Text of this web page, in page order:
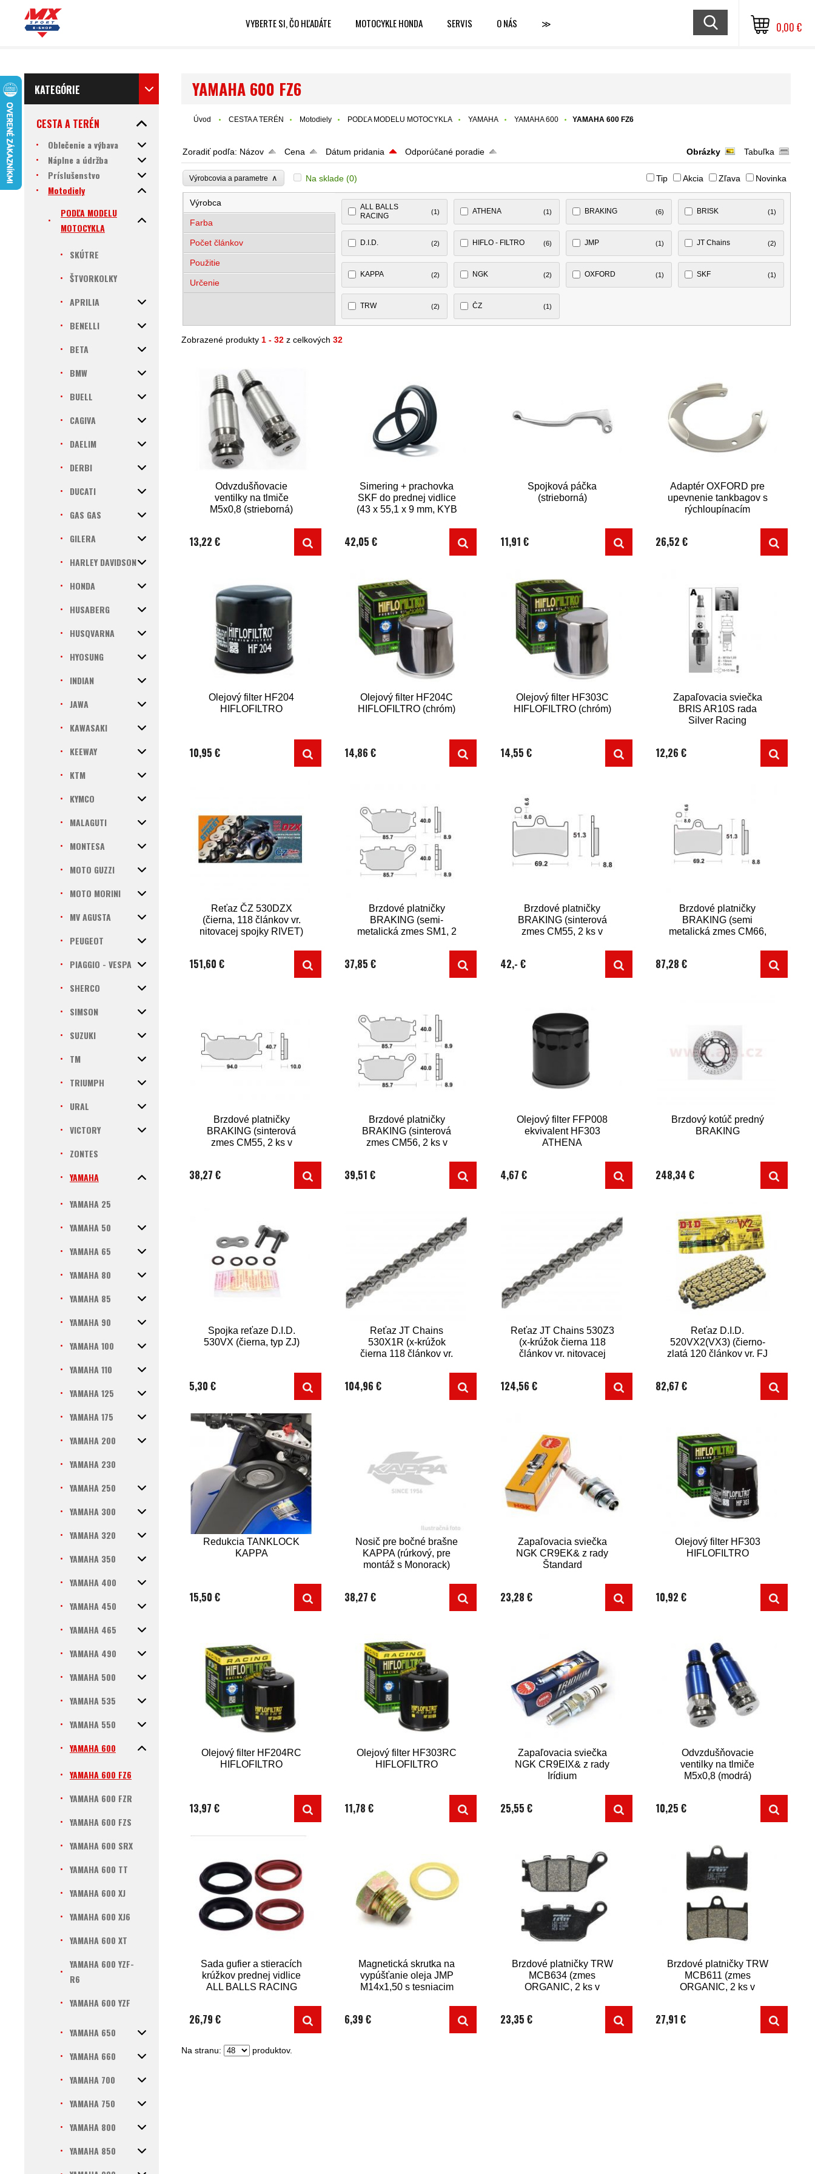
VYBERTE SI, ČO HĽADÁTE MOTOCYKLE HONDA SERVIS O NÁS ≫ 0,00 €
KATEGÓRIE
CESTA A TERÉN
Oblečenie a výbava
Náplne a údržba
Príslušenstvo
Motodiely
PODĽA MODELU
MOTOCYKLA
SKÚTRE
ŠTVORKOLKY
APRILIA
BENELLI
BETA
BMW
BUELL
CAGIVA
DAELIM
DERBI
DUCATI
GAS GAS
GILERA
HARLEY DAVIDSON
HONDA
HUSABERG
HUSQVARNA
HYOSUNG
INDIAN
JAWA
KAWASAKI
KEEWAY
KTM
KYMCO
MALAGUTI
MONTESA
MOTO GUZZI
MOTO MORINI
MV AGUSTA
PEUGEOT
PIAGGIO - VESPA
SHERCO
SIMSON
SUZUKI
TM
TRIUMPH
URAL
VICTORY
ZONTES
YAMAHA
YAMAHA 25
YAMAHA 50
YAMAHA 65
YAMAHA 80
YAMAHA 85
YAMAHA 90
YAMAHA 100
YAMAHA 110
YAMAHA 125
YAMAHA 175
YAMAHA 200
YAMAHA 230
YAMAHA 250
YAMAHA 300
YAMAHA 320
YAMAHA 350
YAMAHA 400
YAMAHA 450
YAMAHA 465
YAMAHA 490
YAMAHA 500
YAMAHA 535
YAMAHA 550
YAMAHA 600
YAMAHA 600 FZ6
YAMAHA 600 FZR
YAMAHA 600 FZS
YAMAHA 600 SRX
YAMAHA 600 TT
YAMAHA 600 XJ
YAMAHA 600 XJ6
YAMAHA 600 XT
YAMAHA 600 YZF-
R6
YAMAHA 600 YZF
YAMAHA 650
YAMAHA 660
YAMAHA 700
YAMAHA 750
YAMAHA 800
YAMAHA 850
YAMAHA 600 FZ6
Úvod CESTA A TERÉN Motodiely PODĽA MODELU MOTOCYKLA YAMAHA YAMAHA 600 YAMAHA 600 FZ6
Zoradiť podľa: Názov Cena Dátum pridania Odporúčané poradie Obrázky Tabuľka
Výrobcovia a parametre ∧ Na sklade (0) Tip Akcia Zľava Novinka
Výrobca
Farba
Počet článkov
Použitie
Určenie
ALL BALLS
RACING
(1) ATHENA (1) BRAKING (6) BRISK (1)
D.I.D. (2) HIFLO - FILTRO (6) JMP (1) JT Chains (2)
KAPPA (2) NGK (2) OXFORD (1) SKF (1)
TRW (2) ČZ (1)
Zobrazené produkty 1 - 32 z celkových32
Odvzdušňovacie
ventilky na tlmiče
M5x0,8 (strieborná)
13,22 €
Simering + prachovka
SKF do prednej vidlice
(43 x 55,1 x 9 mm, KYB
42,05 €
Spojková páčka
(strieborná)
11,91 €
Adaptér OXFORD pre
upevnenie tankbagov s
rýchloupínacím
Agusta, 5 skrutiek)
26,52 €
Olejový filter HF204
HIFLOFILTRO
10,95 €
Olejový filter HF204C
HIFLOFILTRO (chróm)
14,86 €
Olejový filter HF303C
HIFLOFILTRO (chróm)
14,55 €
Zapaľovacia sviečka
BRIS AR10S rada
Silver Racing
12,26 €
Reťaz ČZ 530DZX
(čierna, 118 článkov vr.
nitovacej spojky RIVET)
151,60 €
Brzdové platničky
BRAKING (semi-
metalická zmes SM1, 2
37,85 €
Brzdové platničky
BRAKING (sinterová
zmes CM55, 2 ks v
42,- €
Brzdové platničky
BRAKING (semi
metalická zmes CM66,
87,28 €
Brzdové platničky
BRAKING (sinterová
zmes CM55, 2 ks v
38,27 €
Brzdové platničky
BRAKING (sinterová
zmes CM56, 2 ks v
39,51 €
Olejový filter FFP008
ekvivalent HF303
ATHENA
4,67 €
Brzdový kotúč predný
BRAKING
248,34 €
Spojka reťaze D.I.D.
530VX (čierna, typ ZJ)
5,30 €
Reťaz JT Chains
530X1R (x-krúžok
čierna 118 článkov vr.
104,96 €
Reťaz JT Chains 530Z3
(x-krúžok čierna 118
článkov vr. nitovacej
124,56 €
Reťaz D.I.D.
520VX2(VX3) (čierno-
zlatá 120 článkov vr. FJ
82,67 €
Redukcia TANKLOCK
KAPPA
15,50 €
Nosič pre bočné brašne
KAPPA (rúrkový, pre
montáž s Monorack)
38,27 €
Zapaľovacia sviečka
NGK CR9EK& z rady
Štandard
23,28 €
Olejový filter HF303
HIFLOFILTRO
10,92 €
Olejový filter HF204RC
HIFLOFILTRO
13,97 €
Olejový filter HF303RC
HIFLOFILTRO
11,78 €
Zapaľovacia sviečka
NGK CR9EIX& z rady
Irídium
25,55 €
Odvzdušňovacie
ventilky na tlmiče
M5x0,8 (modrá)
10,25 €
Sada gufier a stieracích
krúžkov prednej vidlice
ALL BALLS RACING
26,79 €
Magnetická skrutka na
vypúšťanie oleja JMP
M14x1,50 s tesniacim
6,39 €
Brzdové platničky TRW
MCB634 (zmes
ORGANIC, 2 ks v
23,35 €
Brzdové platničky TRW
MCB611 (zmes
ORGANIC, 2 ks v
27,91 €
Na stranu: produktov.